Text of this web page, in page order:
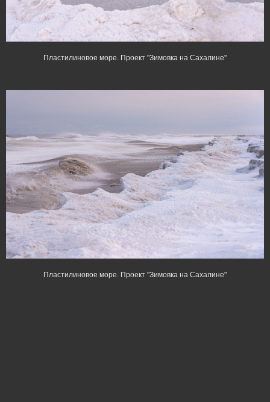
Пластилиновое море. Проект "Зимовка на Сахалине"
Пластилиновое море. Проект "Зимовка на Сахалине"